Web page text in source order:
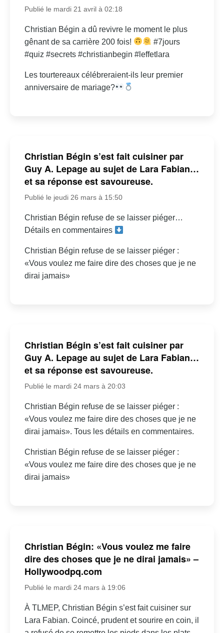
Publié le mardi 21 avril à 02:18
Christian Bégin a dû revivre le moment le plus
gênant de sa carrière 200 fois!
#7jours
#quiz #secrets #christianbegin #leffetlara
Les tourtereaux célébreraient-ils leur premier
anniversaire de mariage?
Christian Bégin s’est fait cuisiner par
Guy A. Lepage au sujet de Lara Fabian…
et sa réponse est savoureuse.
Publié le jeudi 26 mars à 15:50
Christian Bégin refuse de se laisser piéger…
Détails en commentaires
Christian Bégin refuse de se laisser piéger :
«Vous voulez me faire dire des choses que je ne
dirai jamais»
Christian Bégin s’est fait cuisiner par
Guy A. Lepage au sujet de Lara Fabian…
et sa réponse est savoureuse.
Publié le mardi 24 mars à 20:03
Christian Bégin refuse de se laisser piéger :
«Vous voulez me faire dire des choses que je ne
dirai jamais». Tous les détails en commentaires.
Christian Bégin refuse de se laisser piéger :
«Vous voulez me faire dire des choses que je ne
dirai jamais»
Christian Bégin: «Vous voulez me faire
dire des choses que je ne dirai jamais» –
Hollywoodpq.com
Publié le mardi 24 mars à 19:06
À TLMEP, Christian Bégin s’est fait cuisiner sur
Lara Fabian. Coincé, prudent et sourire en coin, il